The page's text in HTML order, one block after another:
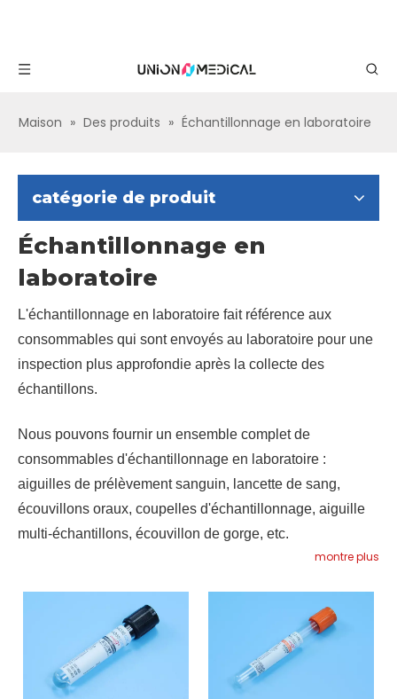
Maison » Des produits » Échantillonnage en laboratoire
catégorie de produit
Échantillonnage en
laboratoire
L'échantillonnage en laboratoire fait référence aux
consommables qui sont envoyés au laboratoire pour une
inspection plus approfondie après la collecte des
échantillons.
Nous pouvons fournir un ensemble complet de
consommables d'échantillonnage en laboratoire :
aiguilles de prélèvement sanguin, lancette de sang,
écouvillons oraux, coupelles d'échantillonnage, aiguille
multi-échantillons, écouvillon de gorge, etc.
montre plus